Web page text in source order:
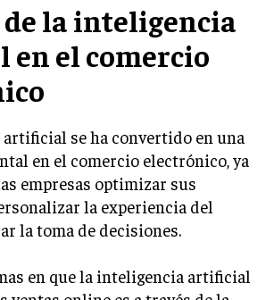
DE MARKETING
MARKETING
DE POSICIONAMIENTO WEB SEO
ENLACES
DIGITAL
PRODUCTOS
de la inteligencia
el comercio
se ha convertido en una
en el comercio electrónico, ya
empresas optimizar sus
la experiencia del
la toma de decisiones.
en que la inteligencia artificial